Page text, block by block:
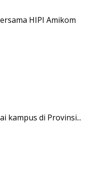
HIPI Amikom
kampus di Provinsi...